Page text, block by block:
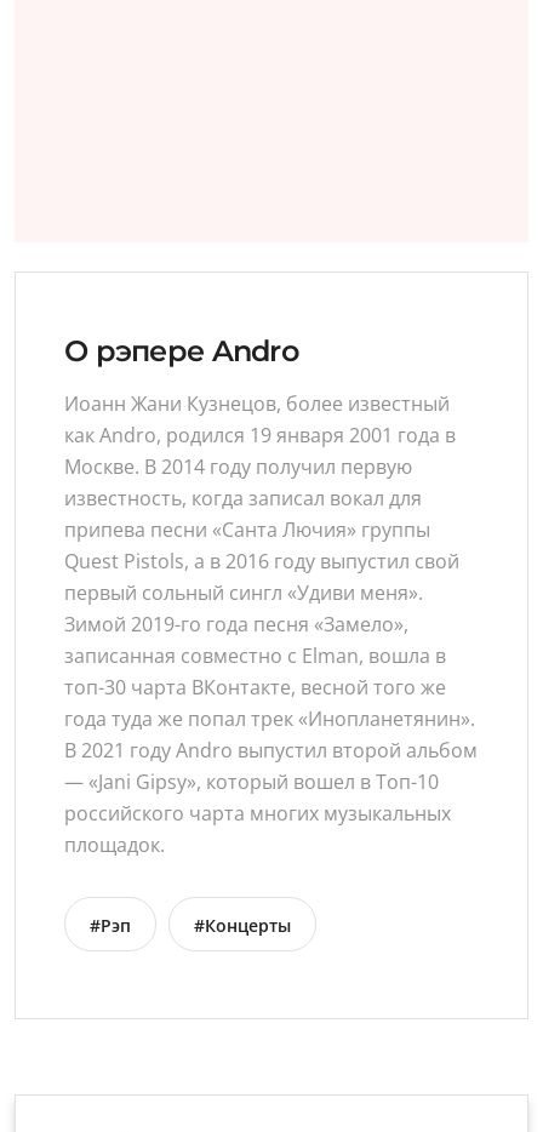
О рэпере Andro
Иоанн Жани Кузнецов, более известный
как Andro, родился 19 января 2001 года в
Москве. В 2014 году получил первую
известность, когда записал вокал для
припева песни «Санта Лючия» группы
Quest Pistols, а в 2016 году выпустил свой
первый сольный сингл «Удиви меня».
Зимой 2019-го года песня «Замело»,
записанная совместно с Elman, вошла в
топ-30 чарта ВКонтакте, весной того же
года туда же попал трек «Инопланетянин».
В 2021 году Andro выпустил второй альбом
— «Jani Gipsy», который вошел в Топ-10
российского чарта многих музыкальных
площадок.
#Рэп #Концерты